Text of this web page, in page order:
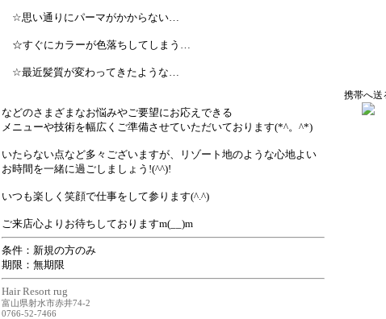
☆思い通りにパーマがかからない…
☆すぐにカラーが色落ちしてしまう…
☆最近髪質が変わってきたような…
などのさまざまなお悩みやご要望にお応えできる
メニューや技術を幅広くご準備させていただいております(*^。^*)
いたらない点など多々ございますが、リゾート地のような心地よい
お時間を一緒に過ごしましょう!(^^)!
いつも楽しく笑顔で仕事をして参ります(^.^)
ご来店心よりお待ちしておりますm(__)m
条件： 新規の方のみ
期限： 無期限
Hair Resort rug
富山県射水市赤井74-2
0766-52-7466
携帯へ送